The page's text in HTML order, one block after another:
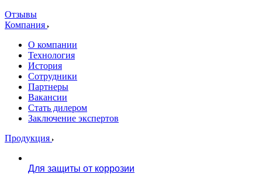
Отзывы
Компания
О компании
Технология
История
Сотрудники
Партнеры
Вакансии
Стать дилером
Заключение экспертов
Продукция
Для защиты от коррозии